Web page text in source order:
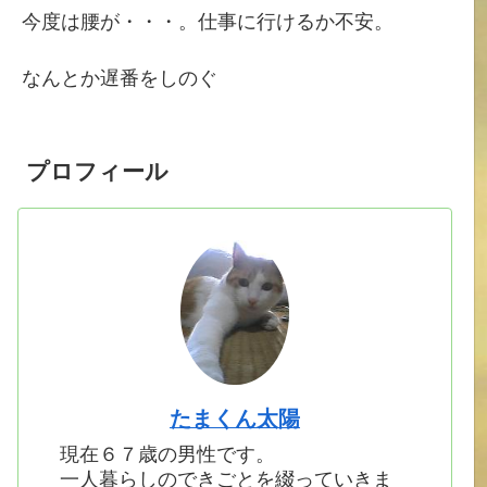
今度は腰が・・・。仕事に行けるか不安。
なんとか遅番をしのぐ
プロフィール
たまくん太陽
現在６７歳の男性です。
一人暮らしのできごとを綴っていきま